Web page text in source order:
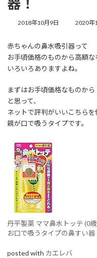
器！
2018年10月9日
最
新
日
:
2020年
赤ちゃんの鼻水吸引器って
お手頃価格のものから高額な
いろいろありますよね。
まずはお手頃価格なものから
と思って、
ネットで評判がいいこちらを
親が口で吸うタイプです。
丹平製薬 ママ鼻水トッテ (0
お口で吸うタイプの鼻すい器
posted with カエレバ